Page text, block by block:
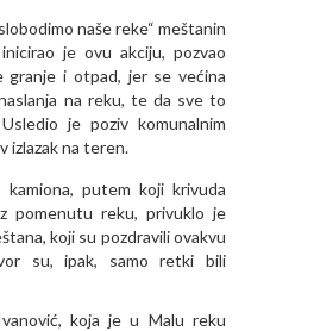
naše reke“ meštanin
je ovu akciju, pozvao
granje i otpad, jer se većina
na reku, te da sve to
je poziv komunalnim
izlazak na teren.
kamiona, putem koji krivuda
pomenutu reku, privuklo je
koji su pozdravili ovakvu
su, ipak, samo retki bili
koja je u Malu reku